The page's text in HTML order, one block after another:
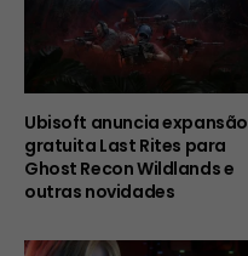
Ubisoft anuncia expansão
gratuita Last Rites para
Ghost Recon Wildlands e
outras novidades